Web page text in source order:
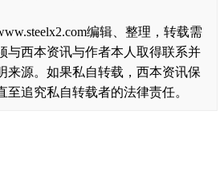
编辑、整理，转载需
与西本资讯与作者本人取得联系并
来源。如果私自转载，西本资讯保
至追究私自转载者的法律责任。